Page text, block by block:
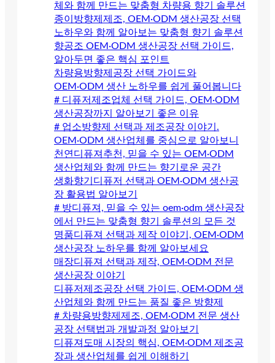
체와 함께 만드는 맞춤형 차량용 향기 솔루션
종이방향제제조, OEM·ODM 생산공장 선택
노하우와 함께 알아보는 맞춤형 향기 솔루션
향공조 OEM·ODM 생산공장 선택 가이드,
알아두면 좋은 핵심 포인트
차량용방향제공장 선택 가이드와
OEM·ODM 생산 노하우를 쉽게 풀어봅니다
# 디퓨저제조업체 선택 가이드, OEM·ODM
생산공장까지 알아보기 좋은 이유
# 업소방향제 선택과 제조공장 이야기.
OEM·ODM 생산업체를 중심으로 알아보니
천연디퓨져추천, 믿을 수 있는 OEM·ODM
생산업체와 함께 만드는 향기로운 공간
생화향기디퓨저 선택과 OEM·ODM 생산공
장 활용법 알아보기
# 방디퓨져, 믿을 수 있는 oem·odm 생산공장
에서 만드는 맞춤형 향기 솔루션의 모든 것
명품디퓨져 선택과 제작 이야기, OEM·ODM
생산공장 노하우를 함께 알아보세요
매장디퓨져 선택과 제작, OEM·ODM 전문
생산공장 이야기
디퓨저제조공장 선택 가이드, OEM·ODM 생
산업체와 함께 만드는 품질 좋은 방향제
# 차량용방향제제조, OEM·ODM 전문 생산
공장 선택법과 개발과정 알아보기
디퓨져도매 시장의 핵심, OEM·ODM 제조공
장과 생산업체를 쉽게 이해하기